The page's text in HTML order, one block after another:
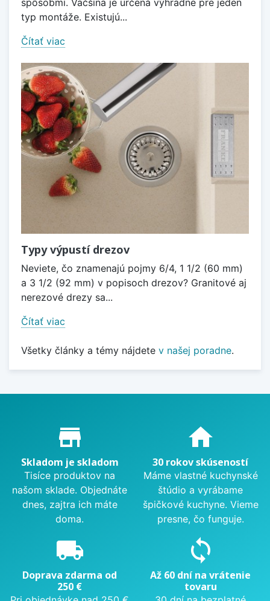
typ montáže. Existujú...
Čítať viac
Typy výpustí drezov
Neviete, čo znamenajú pojmy 6/4, 1 1/2 (60 mm)
a 3 1/2 (92 mm) v popisoch drezov? Granitové aj
nerezové drezy sa...
Čítať viac
Všetky články a témy nájdete v našej poradne.
Proč nakupovat u nás?
store_mall_directory
Skladom je skladom
Tisíce produktov na
našom sklade. Objednáte
dnes, zajtra ich máte
doma.
home
30 rokov skúseností
Máme vlastné kuchynské
štúdio a vyrábame
špičkové kuchyne. Vieme
presne, čo funguje.
local_shipping
Doprava zdarma od
250 €
sync
Až 60 dní na vrátenie
tovaru